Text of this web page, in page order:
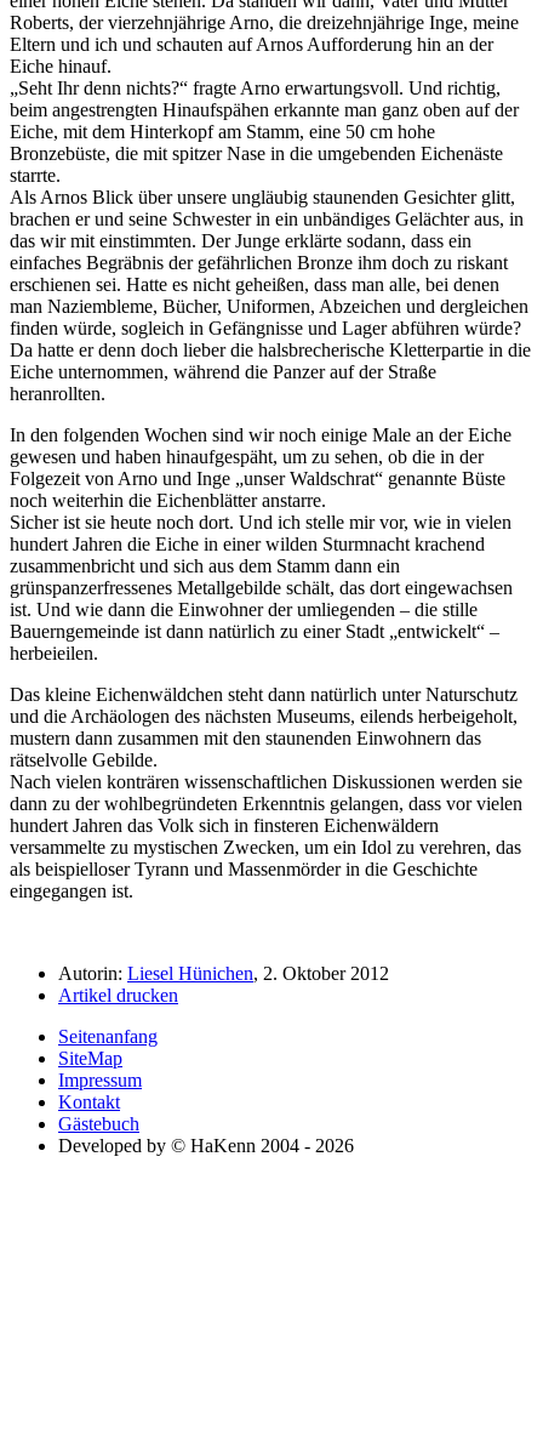
Roberts, der vierzehnjährige Arno, die dreizehnjährige Inge, meine
Eltern und ich und schauten auf Arnos Aufforderung hin an der
Eiche hinauf.
Seht Ihr denn nichts?
fragte Arno erwartungsvoll. Und richtig,
beim angestrengten Hinaufspähen erkannte man ganz oben auf der
Eiche, mit dem Hinterkopf am Stamm, eine 50 cm hohe
Bronzebüste, die mit spitzer Nase in die umgebenden Eichenäste
starrte.
Als Arnos Blick über unsere ungläubig staunenden Gesichter glitt,
brachen er und seine Schwester in ein unbändiges Gelächter aus, in
das wir mit einstimmten. Der Junge erklärte sodann, dass ein
einfaches Begräbnis der gefährlichen Bronze ihm doch zu riskant
erschienen sei. Hatte es nicht geheißen, dass man alle, bei denen
man Naziembleme, Bücher, Uniformen, Abzeichen und dergleichen
finden würde, sogleich in Gefängnisse und Lager abführen würde?
Da hatte er denn doch lieber die halsbrecherische Kletterpartie in die
Eiche unternommen, während die Panzer auf der Straße
heranrollten.
In den folgenden Wochen sind wir noch einige Male an der Eiche
gewesen und haben hinaufgespäht, um zu sehen, ob die in der
Folgezeit von Arno und Inge
unser Waldschrat
genannte Büste
noch weiterhin die Eichenblätter anstarre.
Sicher ist sie heute noch dort. Und ich stelle mir vor, wie in vielen
hundert Jahren die Eiche in einer wilden Sturmnacht krachend
zusammenbricht und sich aus dem Stamm dann ein
grünspanzerfressenes Metallgebilde schält, das dort eingewachsen
ist. Und wie dann die Einwohner der umliegenden – die stille
Bauerngemeinde ist dann natürlich zu einer Stadt
entwickelt
–
herbeieilen.
Das kleine Eichenwäldchen steht dann natürlich unter Naturschutz
und die Archäologen des nächsten Museums, eilends herbeigeholt,
mustern dann zusammen mit den staunenden Einwohnern das
rätselvolle Gebilde.
Nach vielen konträren wissenschaftlichen Diskussionen werden sie
dann zu der wohlbegründeten Erkenntnis gelangen, dass vor vielen
hundert Jahren das Volk sich in finsteren Eichenwäldern
versammelte zu mystischen Zwecken, um ein Idol zu verehren, das
als beispielloser Tyrann und Massenmörder in die Geschichte
eingegangen ist.
Autorin: Liesel Hünichen, 2. Oktober 2012
Artikel drucken
Seitenanfang
SiteMap
Impressum
Kontakt
Gästebuch
Developed by © HaKenn 2004 - 2026